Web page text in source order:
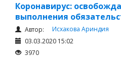
Коронавирус:
выполнения
Автор:
Исхакова Ариндия
03.03.2020 15:02
3970